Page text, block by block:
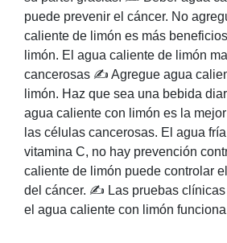
puede prevenir el cáncer. No
caliente de limón es más
limón. El agua caliente de limón
cancerosas ✍ Agregue agua
limón. Haz que sea una bebida
agua caliente con limón es la
las células cancerosas. El agua
vitamina C, no hay prevención
caliente de limón puede controlar
del cáncer. ✍ Las pruebas
el agua caliente con limón